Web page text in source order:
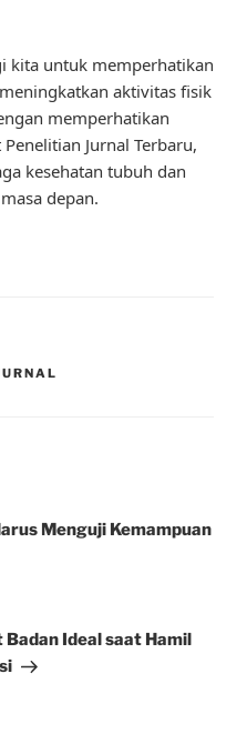
kita untuk memperhatikan
aktivitas fisik
memperhatikan
Jurnal Terbaru,
kesehatan tubuh dan
depan.
Menguji Kemampuan
Ideal saat Hamil